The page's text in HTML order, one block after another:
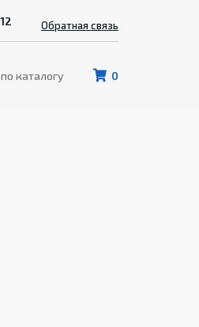
0
Обратная связь